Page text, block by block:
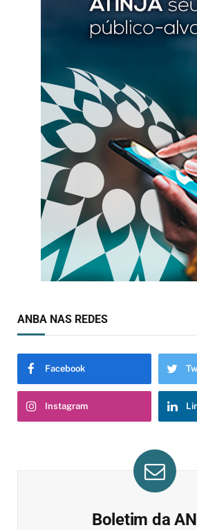
ANBA NAS REDES
Facebook
Instagram
Boletim da